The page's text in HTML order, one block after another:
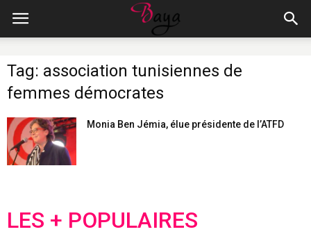
Tag: association tunisiennes de
femmes démocrates
Monia Ben Jémia, élue présidente de l’ATFD
LES + POPULAIRES